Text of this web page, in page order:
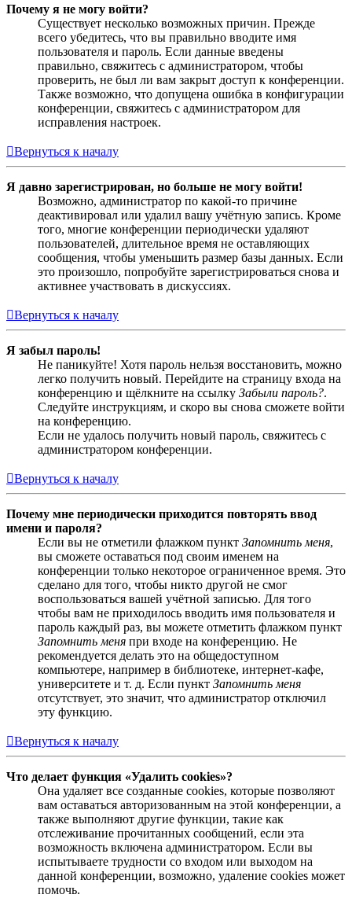
Почему я не могу войти?
Существует несколько возможных причин. Прежде
всего убедитесь, что вы правильно вводите имя
пользователя и пароль. Если данные введены
правильно, свяжитесь с администратором, чтобы
проверить, не был ли вам закрыт доступ к конференции.
Также возможно, что допущена ошибка в конфигурации
конференции, свяжитесь с администратором для
исправления настроек.
Вернуться к началу
Я давно зарегистрирован, но больше не могу войти!
Возможно, администратор по какой-то причине
деактивировал или удалил вашу учётную запись. Кроме
того, многие конференции периодически удаляют
пользователей, длительное время не оставляющих
сообщения, чтобы уменьшить размер базы данных. Если
это произошло, попробуйте зарегистрироваться снова и
активнее участвовать в дискуссиях.
Вернуться к началу
Я забыл пароль!
Не паникуйте! Хотя пароль нельзя восстановить, можно
легко получить новый. Перейдите на страницу входа на
конференцию и щёлкните на ссылку Забыли пароль?.
Следуйте инструкциям, и скоро вы снова сможете войти
на конференцию.
Если не удалось получить новый пароль, свяжитесь с
администратором конференции.
Вернуться к началу
Почему мне периодически приходится повторять ввод
имени и пароля?
Если вы не отметили флажком пункт Запомнить меня,
вы сможете оставаться под своим именем на
конференции только некоторое ограниченное время. Это
сделано для того, чтобы никто другой не смог
воспользоваться вашей учётной записью. Для того
чтобы вам не приходилось вводить имя пользователя и
пароль каждый раз, вы можете отметить флажком пункт
Запомнить меня при входе на конференцию. Не
рекомендуется делать это на общедоступном
компьютере, например в библиотеке, интернет-кафе,
университете и т. д. Если пункт Запомнить меня
отсутствует, это значит, что администратор отключил
эту функцию.
Вернуться к началу
Что делает функция «Удалить cookies»?
Она удаляет все созданные cookies, которые позволяют
вам оставаться авторизованным на этой конференции, а
также выполняют другие функции, такие как
отслеживание прочитанных сообщений, если эта
возможность включена администратором. Если вы
испытываете трудности со входом или выходом на
данной конференции, возможно, удаление cookies может
помочь.